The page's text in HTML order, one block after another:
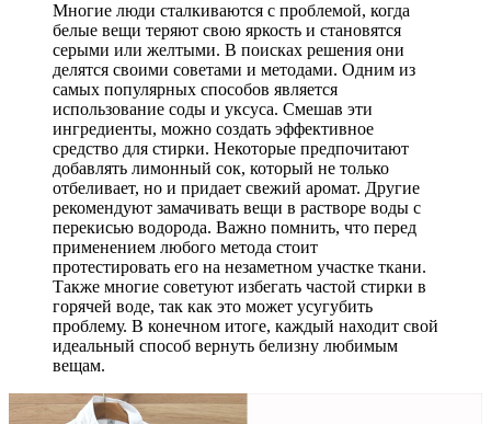
Многие люди сталкиваются с проблемой, когда
белые вещи теряют свою яркость и становятся
серыми или желтыми. В поисках решения они
делятся своими советами и методами. Одним из
самых популярных способов является
использование соды и уксуса. Смешав эти
ингредиенты, можно создать эффективное
средство для стирки. Некоторые предпочитают
добавлять лимонный сок, который не только
отбеливает, но и придает свежий аромат. Другие
рекомендуют замачивать вещи в растворе воды с
перекисью водорода. Важно помнить, что перед
применением любого метода стоит
протестировать его на незаметном участке ткани.
Также многие советуют избегать частой стирки в
горячей воде, так как это может усугубить
проблему. В конечном итоге, каждый находит свой
идеальный способ вернуть белизну любимым
вещам.